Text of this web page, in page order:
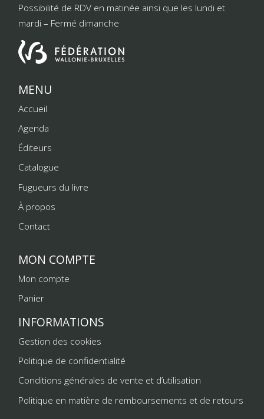
Possibilité de RDV en matinée ainsi que les lundi et
mardi – Fermé dimanche
MENU
Accueil
Agenda
Éditeurs
Catalogue
Fugueurs du livre
À propos
Contact
MON COMPTE
Mon compte
Panier
INFORMATIONS
Gestion des cookies
Politique de confidentialité
Conditions générales de vente et d’utilisation
Politique en matière de remboursements et de retours